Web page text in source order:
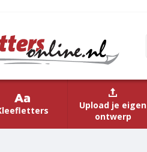
Upload je eigen
ontwerp